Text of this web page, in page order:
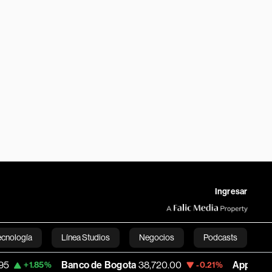
Ingresar
Línea Studios Negocios Podcasts
English
Banco de Bogota 38,720.00 -0.21% Apple 310.94